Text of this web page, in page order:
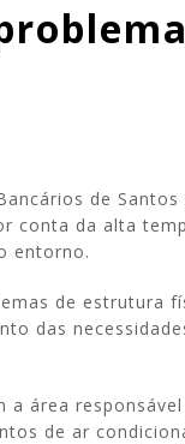
de
conta da alta
entorno.
de estrutura
das
área responsável
de ar
invista em
de lazer!